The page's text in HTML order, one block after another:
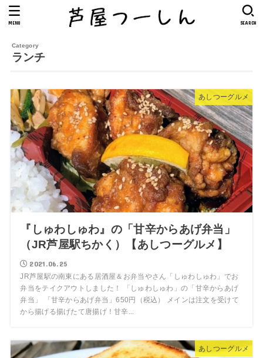
SEARCH
MENU
ランチ
あしつーグルメ
『しゅわしゅわ』の「甘辛からあげ弁当」
（JR芦屋駅ちかく）【あしつーグルメ】
2021.06.25
JR芦屋駅の南東にある居酒屋＆お弁当やさん「しゅわしゅわ」でお
弁当をテイクアウトしました！ 「しゅわしゅわ」の「甘辛からあげ
弁当」 「甘辛からあげ弁当」650円（税込） メインは注文を受けて
から揚げる揚げたて唐揚げ！甘辛...
あしつーグルメ